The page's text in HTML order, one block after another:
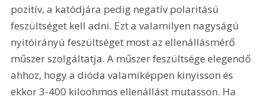
pozitív, a katódjára pedig negatív polaritású
feszültséget kell adni. Ezt a valamilyen nagyságú
nyitóirányú feszültséget most az ellenállásmérő
műszer szolgáltatja. A műszer feszültsége elegendő
ahhoz, hogy a dióda valamiképpen kinyisson és
ekkor 3-400 kiloohmos ellenállást mutasson. Ha